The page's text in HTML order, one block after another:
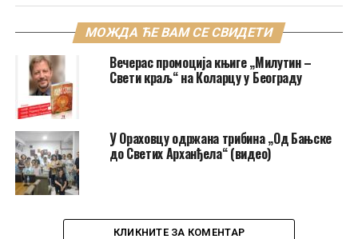
МОЖДА ЋЕ ВАМ СЕ СВИДЕТИ
Вечерас промоција књиге „Милутин –
Свети краљ“ на Коларцу у Београду
У Ораховцу одржана трибина „Од Бањске
до Светих Арханђела“ (видео)
КЛИКНИТЕ ЗА КОМЕНТАР